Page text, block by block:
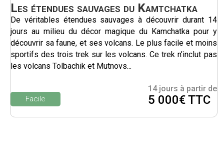
Les étendues sauvages du Kamtchatka
De véritables étendues sauvages à découvrir durant 14
jours au milieu du décor magique du Kamchatka pour y
découvrir sa faune, et ses volcans. Le plus facile et moins
sportifs des trois trek sur les volcans. Ce trek n’inclut pas
les volcans Tolbachik et Mutnovs...
14 jours à partir de
5 000€ TTC
Facile